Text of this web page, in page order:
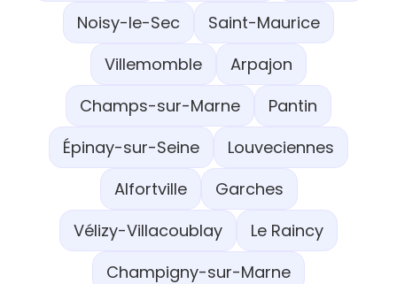
Noisy-le-Sec
Saint-Maurice
Villemomble
Arpajon
Champs-sur-Marne
Pantin
Épinay-sur-Seine
Louveciennes
Alfortville
Garches
Vélizy-Villacoublay
Le Raincy
Champigny-sur-Marne